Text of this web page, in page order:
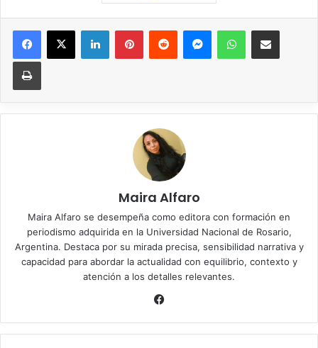
Facebook
X LinkedInPinterestReddit MessengerWhatsAppCompartir vía correo
Imprimir
Maira Alfaro
Maira Alfaro se desempeña como editora con formación en
periodismo adquirida en la Universidad Nacional de Rosario,
Argentina. Destaca por su mirada precisa, sensibilidad narrativa y
capacidad para abordar la actualidad con equilibrio, contexto y
atención a los detalles relevantes.